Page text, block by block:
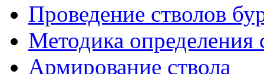
Проведение стволов
Методика определения
Армирование ствола